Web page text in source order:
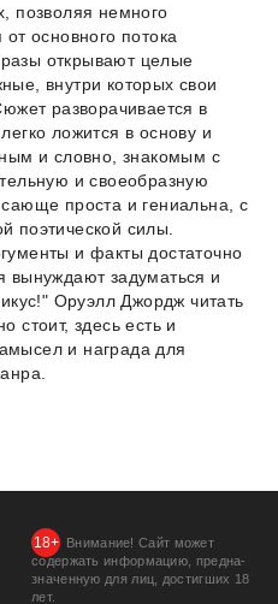
позволяя немного
основного потока
открывают целые
внутри которых свои
разворачивается в
ложится в основу и
и словно, знакомым с
и своеобразную
проста и гениальна, с
поэтической силы.
и факты достаточно
вынуждают задуматься и
Оруэлл Джордж читать
стоит, здесь есть и
и награда для
Внимание! Сайт может
содержать информацию, предна­
значенную для лиц, дости­гших 18
лет.